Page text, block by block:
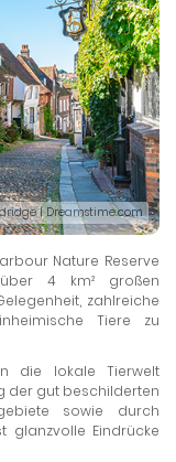
| Dreamstime.com
Nature Reserve
4 km² großen
zahlreiche
Tiere zu
die lokale Tierwelt
der gut beschilderten
sowie durch
glanzvolle Eindrücke